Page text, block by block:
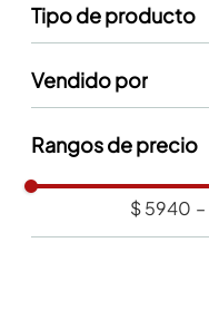
DAVALIA
tipo de producto
Piedras
vendido por
rangos de precio
$ 5940 –